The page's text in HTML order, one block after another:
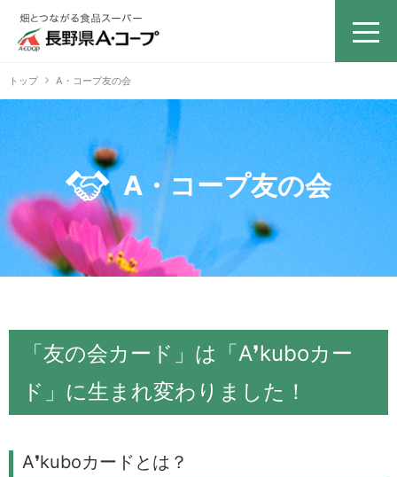
トップ A・コープ友の会
A・コープ友の会
「友の会カード」は「A❜kuboカー
ド」に生まれ変わりました！
A❜kuboカードとは？